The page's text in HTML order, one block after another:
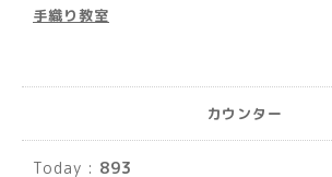
手織り教室
カウンター
Today : 893